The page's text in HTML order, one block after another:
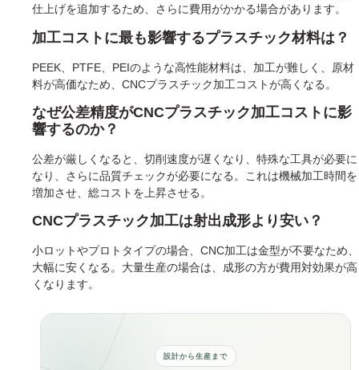
仕上げを追加するため、さらに費用がかかる場合があります。
加工コストに最も影響するプラスチック材料は？
PEEK、PTFE、PEIのような高性能材料は、加工が難しく、原材
料が高価なため、CNCプラスチック加工コストが高くなる。
なぜ公差精度がCNCプラスチック加工コストに影
響するのか？
公差が厳しくなると、切削速度が遅くなり、特殊な工具が必要に
なり、さらに品質チェックが必要になる。これは機械加工時間を
増加させ、総コストを上昇させる。
CNCプラスチック加工は射出成形より安い？
小ロットやプロトタイプの場合、CNC加工は金型が不要なため、
大幅に安くなる。大量生産の場合は、成形の方が費用対効果が高
くなります。
設計から生産まで